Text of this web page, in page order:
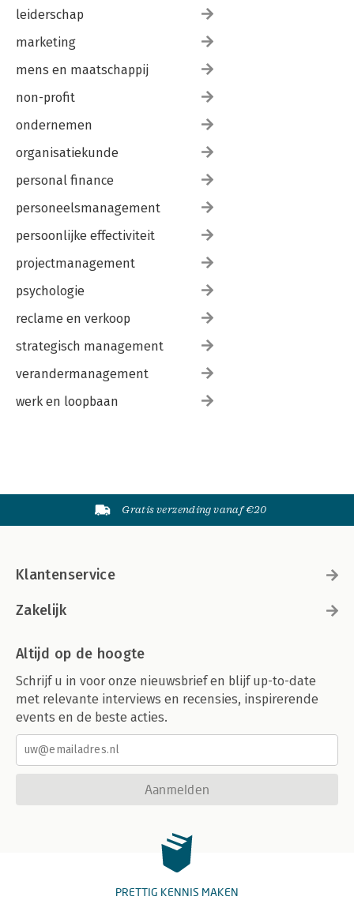
leiderschap
marketing
mens en maatschappij
non-profit
ondernemen
organisatiekunde
personal finance
personeelsmanagement
persoonlijke effectiviteit
projectmanagement
psychologie
reclame en verkoop
strategisch management
verandermanagement
werk en loopbaan
Gratis verzending vanaf €20
Klantenservice
Zakelijk
Altijd op de hoogte
Schrijf u in voor onze nieuwsbrief en blijf up-to-date
met relevante interviews en recensies, inspirerende
events en de beste acties.
Aanmelden
PRETTIG KENNIS MAKEN